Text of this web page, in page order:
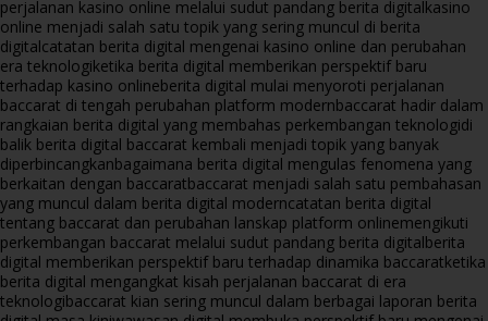
perjalanan kasino online melalui sudut pandang berita digitalkasino
online menjadi salah satu topik yang sering muncul di berita
digitalcatatan berita digital mengenai kasino online dan perubahan
era teknologiketika berita digital memberikan perspektif baru
terhadap kasino onlineberita digital mulai menyoroti perjalanan
baccarat di tengah perubahan platform modernbaccarat hadir dalam
rangkaian berita digital yang membahas perkembangan teknologidi
balik berita digital baccarat kembali menjadi topik yang banyak
diperbincangkanbagaimana berita digital mengulas fenomena yang
berkaitan dengan baccaratbaccarat menjadi salah satu pembahasan
yang muncul dalam berita digital moderncatatan berita digital
tentang baccarat dan perubahan lanskap platform onlinemengikuti
perkembangan baccarat melalui sudut pandang berita digitalberita
digital memberikan perspektif baru terhadap dinamika baccaratketika
berita digital mengangkat kisah perjalanan baccarat di era
teknologibaccarat kian sering muncul dalam berbagai laporan berita